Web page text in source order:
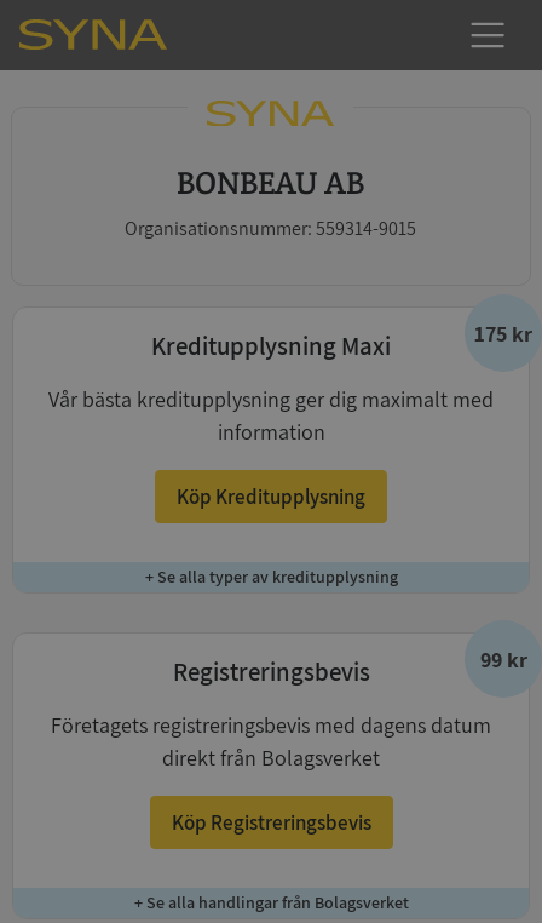
BONBEAU AB
Organisationsnummer: 559314-9015
175 kr
Kreditupplysning Maxi
Vår bästa kreditupplysning ger dig maximalt med
information
Köp Kreditupplysning
+ Se alla typer av kreditupplysning
99 kr
Registreringsbevis
Företagets registreringsbevis med dagens datum
direkt från Bolagsverket
Köp Registreringsbevis
+ Se alla handlingar från Bolagsverket